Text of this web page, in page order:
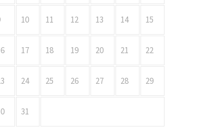
10 11 12 13 14 15
17 18 19 20 21 22
24 25 26 27 28 29
31